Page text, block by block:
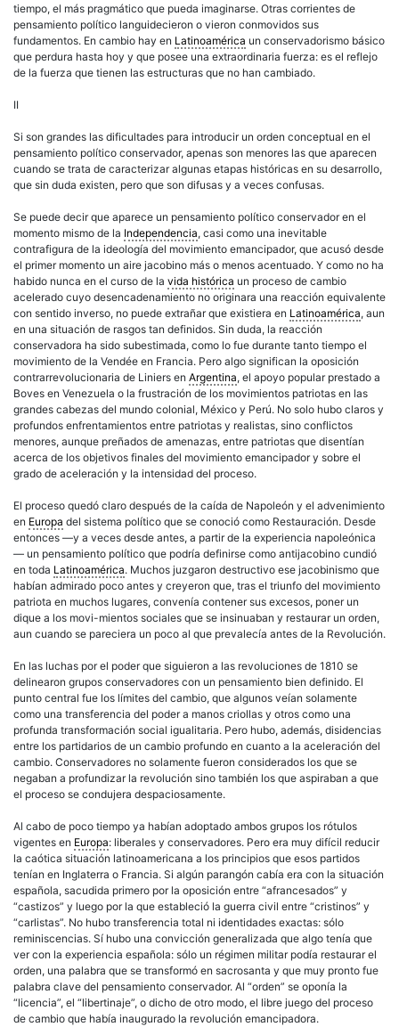
tiempo, el más pragmático que pueda imaginarse. Otras corrientes de
pensamiento político languidecieron o vieron conmovidos sus
fundamentos. En cambio hay en Latinoamérica un conservadorismo básico
que perdura hasta hoy y que posee una extraordinaria fuerza: es el reflejo
de la fuerza que tienen las estructuras que no han cambiado.
II
Si son grandes las dificultades para introducir un orden conceptual en el
pensamiento político conservador, apenas son menores las que aparecen
cuando se trata de caracterizar algunas etapas históricas en su desarrollo,
que sin duda existen, pero que son difusas y a veces confusas.
Se puede decir que aparece un pensamiento político conservador en el
momento mismo de la Independencia, casi como una inevitable
contrafigura de la ideología del movimiento emancipador, que acusó desde
el primer momento un aire jacobino más o menos acentuado. Y como no ha
habido nunca en el curso de la vida histórica un proceso de cambio
acelerado cuyo desencadenamiento no originara una reacción equivalente
con sentido inverso, no puede extrañar que existiera en Latinoamérica, aun
en una situación de rasgos tan definidos. Sin duda, la reacción
conservadora ha sido subestimada, como lo fue durante tanto tiempo el
movimiento de la Vendée en Francia. Pero algo significan la oposición
contrarrevolucionaria de Liniers en Argentina, el apoyo popular prestado a
Boves en Venezuela o la frustración de los movimientos patriotas en las
grandes cabezas del mundo colonial, México y Perú. No solo hubo claros y
profundos enfrentamientos entre patriotas y realistas, sino conflictos
menores, aunque preñados de amenazas, entre patriotas que disentían
acerca de los objetivos finales del movimiento emancipador y sobre el
grado de aceleración y la intensidad del proceso.
El proceso quedó claro después de la caída de Napoleón y el advenimiento
en Europa del sistema político que se conoció como Restauración. Desde
entonces —y a veces desde antes, a partir de la experiencia napoleónica
— un pensamiento político que podría definirse como antijacobino cundió
en toda Latinoamérica. Muchos juzgaron destructivo ese jacobinismo que
habían admirado poco antes y creyeron que, tras el triunfo del movimiento
patriota en muchos lugares, convenía contener sus excesos, poner un
dique a los movi-mientos sociales que se insinuaban y restaurar un orden,
aun cuando se pareciera un poco al que prevalecía antes de la Revolución.
En las luchas por el poder que siguieron a las revoluciones de 1810 se
delinearon grupos conservadores con un pensamiento bien definido. El
punto central fue los límites del cambio, que algunos veían solamente
como una transferencia del poder a manos criollas y otros como una
profunda transformación social igualitaria. Pero hubo, además, disidencias
entre los partidarios de un cambio profundo en cuanto a la aceleración del
cambio. Conservadores no solamente fueron considerados los que se
negaban a profundizar la revolución sino también los que aspiraban a que
el proceso se condujera despaciosamente.
Al cabo de poco tiempo ya habían adoptado ambos grupos los rótulos
vigentes en Europa: liberales y conservadores. Pero era muy difícil reducir
la caótica situación latinoamericana a los principios que esos partidos
tenían en Inglaterra o Francia. Si algún parangón cabía era con la situación
española, sacudida primero por la oposición entre “afrancesados” y
“castizos” y luego por la que estableció la guerra civil entre “cristinos” y
“carlistas”. No hubo transferencia total ni identidades exactas: sólo
reminiscencias. Sí hubo una convicción generalizada que algo tenía que
ver con la experiencia española: sólo un régimen militar podía restaurar el
orden, una palabra que se transformó en sacrosanta y que muy pronto fue
palabra clave del pensamiento conservador. Al “orden” se oponía la
“licencia”, el “libertinaje”, o dicho de otro modo, el libre juego del proceso
de cambio que había inaugurado la revolución emancipadora.